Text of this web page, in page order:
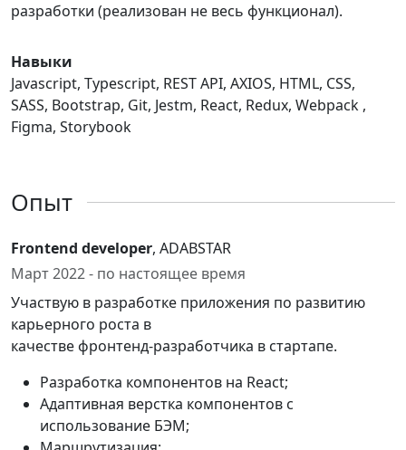
разработки (реализован не весь функционал).
Навыки
Javascript, Typescript, REST API, AXIOS, HTML, CSS,
SASS, Bootstrap, Git, Jestm, React, Redux, Webpack ,
Figma, Storybook
Опыт
Frontend developer, ADABSTAR
Март 2022 - по настоящее время
Участвую в разработке приложения по развитию
карьерного роста в
качестве фронтенд-разработчика в стартапе.
Разработка компонентов на React;
Адаптивная верстка компонентов с
использование БЭМ;